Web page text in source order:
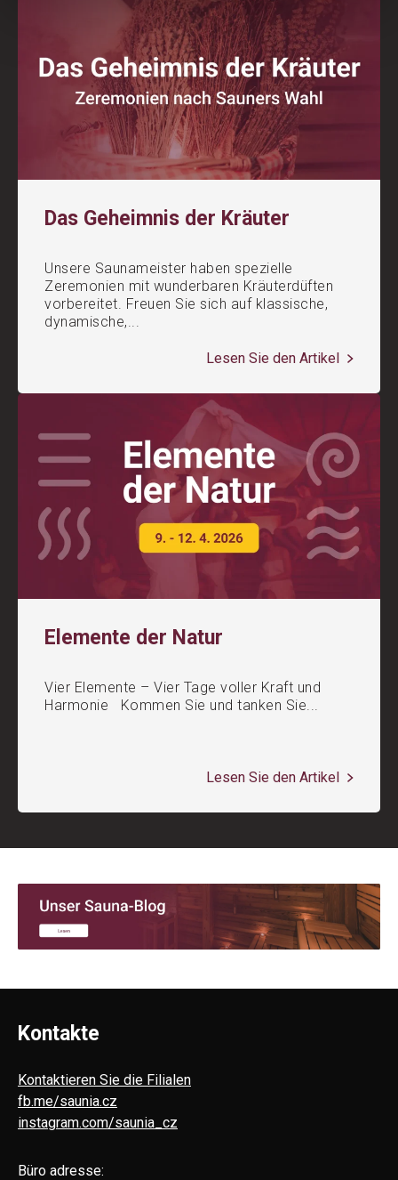
Das Geheimnis der Kräuter
Unsere Saunameister haben spezielle
Zeremonien mit wunderbaren Kräuterdüften
vorbereitet. Freuen Sie sich auf klassische,
dynamische,...
Lesen Sie den Artikel
Elemente der Natur
Vier Elemente – Vier Tage voller Kraft und
Harmonie Kommen Sie und tanken Sie...
Lesen Sie den Artikel
Kontakte
Kontaktieren Sie die Filialen
fb.me/saunia.cz
instagram.com/saunia_cz
Büro adresse: